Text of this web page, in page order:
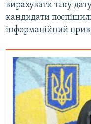
вирахувати таку
кандидати
інформаційний